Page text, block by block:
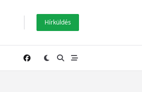
Hírküldés